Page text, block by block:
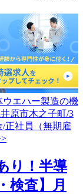
り！半導
検査】月